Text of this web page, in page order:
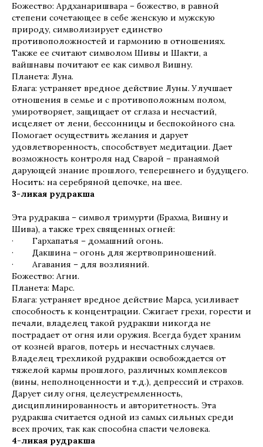
Божество: Ардханаришвара – божество, в равной
степени сочетающее в себе женскую и мужскую
природу, символизирует единство
противоположностей и гармонию в отношениях.
Также ее считают символом Шивы и Шакти, а
вайшнавы почитают ее как символ Вишну.
Планета: Луна.
Блага: устраняет вредное действие Луны. Улучшает
отношения в семье и с противоположным полом,
умиротворяет, защищает от сглаза и несчастий,
исцеляет от лени, бессонницы и беспокойного сна.
Помогает осуществить желания и дарует
удовлетворенность, способствует медитации. Дает
возможность контроля над Сварой – пранаямой
дарующей знание прошлого, теперешнего и будущего.
Носить: на серебряной цепочке, на шее.
3-ликая рудракша
Эта рудракша – символ тримурти (Брахма, Вишну и
Шива), а также трех священных огней:
· Гархапатья – домашний огонь.
· Дакшина – огонь для жертвоприношений.
· Агавания – для возлияний.
Божество: Агни.
Планета: Марс.
Блага: устраняет вредное действие Марса, усиливает
способность к концентрации. Сжигает грехи, горести и
печали, владелец такой рудракши никогда не
пострадает от огня или оружия. Всегда будет храним
от козней врагов, потерь и несчастных случаев.
Владелец трехликой рудракши освобождается от
тяжелой кармы прошлого, различных комплексов
(вины, неполноценности и т.д.), депрессий и страхов.
Дарует силу огня, целеустремленность,
дисциплинированность и авторитетность. Эта
рудракша считается одной из самых сильных среди
всех прочих, так как способна спасти человека.
4-ликая рудракша